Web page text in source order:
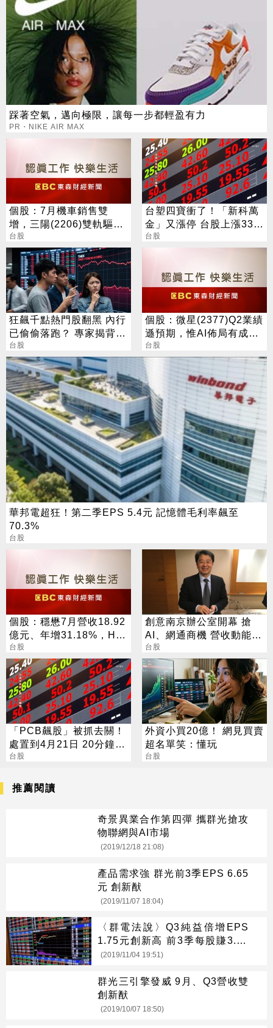
踩著空氣，邁向極限，讓每一步都輕盈有力
PR・NIKE AIR MAX
個股：7月機車銷售雙
增，三陽(2206)雙軌驅動
46.2%市占率居冠
台股
台塑四寶衝了！「新科萬
金」又漲停 台股上漲330
點
台股
狂飆千點熱門股翻黑 內行
已偷偷落跑？ 專家揭背後
警訊
台股
個股：微星(2377)Q2業績
遜預期，惟AI佈局有成股
價震盪走多，週一大拉尾
盤
台股
華邦電超狂！第二季EPS 5.4元 記憶體毛利率飆至
70.3%
台股
個股：穩懋7月營收18.92
億元、年增31.18%，H2
旺季到來，雙成長引擎啟
動
台股
創意南京辦公室開幕 搶
AI、網通商機 營收動能看
增
台股
「PCB飆股」被抓去關！
處置到4月21日 20分鐘搓
合一次
台股
外資小買20億！ 網見買賣
超名單笑：懂玩
台股
推薦閱讀
奇景異業合作第四彈 攜群光搶攻
物聯網與AI市場
(2019/12/18 21:08)
產品需求強 群光前3季EPS 6.65
元 創新猷
(2019/11/07 18:04)
〈群電法說〉Q3純益倍增EPS
1.75元創新高 前3季每股賺3.49
元超越去年全年
(2019/11/04 19:51)
群光三引擎發威 9月、Q3營收雙
創新猷
(2019/10/07 18:50)